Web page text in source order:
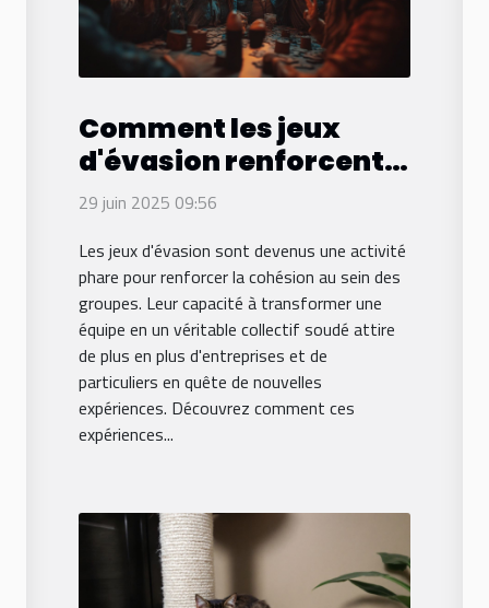
Comment les jeux
d'évasion renforcent
les liens d'équipe ?
29 juin 2025 09:56
Les jeux d'évasion sont devenus une activité
phare pour renforcer la cohésion au sein des
groupes. Leur capacité à transformer une
équipe en un véritable collectif soudé attire
de plus en plus d'entreprises et de
particuliers en quête de nouvelles
expériences. Découvrez comment ces
expériences...